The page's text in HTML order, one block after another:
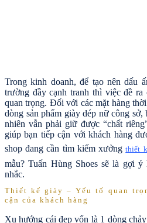
Trong kinh doanh, để tạo nên dấu
trường đầy cạnh tranh thì việc đề
quan trọng. Đối với các mặt hàng
dòng sản phẩm giày dép nữ công
nhiên vẫn phải giữ được “chất
giúp bạn tiếp cận với khách hàng
shop đang cần tìm kiếm xưởngthiết
mẫu? Tuấn Hùng Shoes sẽ là gợi ý
nhắc.
Thiết kế giày – Yếu tố quan
cận của khách hàng
Xu hướng cái đẹp vốn là 1 dòng